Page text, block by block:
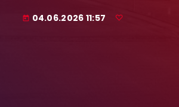
today 04.06.2026 11:57